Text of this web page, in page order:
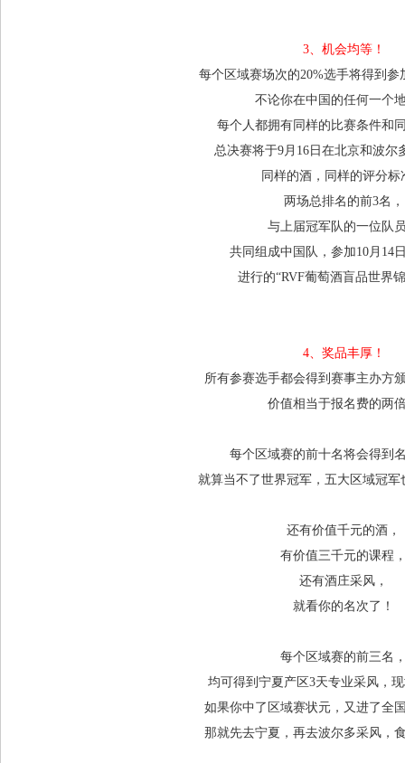
3、机会均等！
每个区域赛场次的20%选手将得到参
不论你在中国的任何一个
每个人都拥有同样的比赛条件和
总决赛将于9月16日在北京和波尔
同样的酒，同样的评分标
两场总排名的前3名，
与上届冠军队的一位队
共同组成中国队，参加10月14
进行的“RVF葡萄酒盲品世界
4、奖品丰厚！
所有参赛选手都会得到赛事主办方
价值相当于报名费的两
每个区域赛的前十名将会得到
就算当不了世界冠军，五大区域冠军
还有价值千元的酒，
有价值三千元的课程
还有酒庄采风，
就看你的名次了！
每个区域赛的前三名
均可得到宁夏产区3天专业采风，
如果你中了区域赛状元，又进了全
那就先去宁夏，再去波尔多采风，